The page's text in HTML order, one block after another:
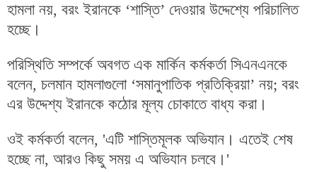
হামলা নয়, বরং ইরানকে ‘শাস্তি’ দেওয়ার উদ্দেশ্যে পরিচালিত
হচ্ছে।
পরিস্থিতি সম্পর্কে অবগত এক মার্কিন কর্মকর্তা সিএনএনকে
বলেন, চলমান হামলাগুলো ‘সমানুপাতিক প্রতিক্রিয়া’ নয়; বরং
এর উদ্দেশ্য ইরানকে কঠোর মূল্য চোকাতে বাধ্য করা।
ওই কর্মকর্তা বলেন, 'এটি শাস্তিমূলক অভিযান। এতেই শেষ
হচ্ছে না, আরও কিছু সময় এ অভিযান চলবে।'